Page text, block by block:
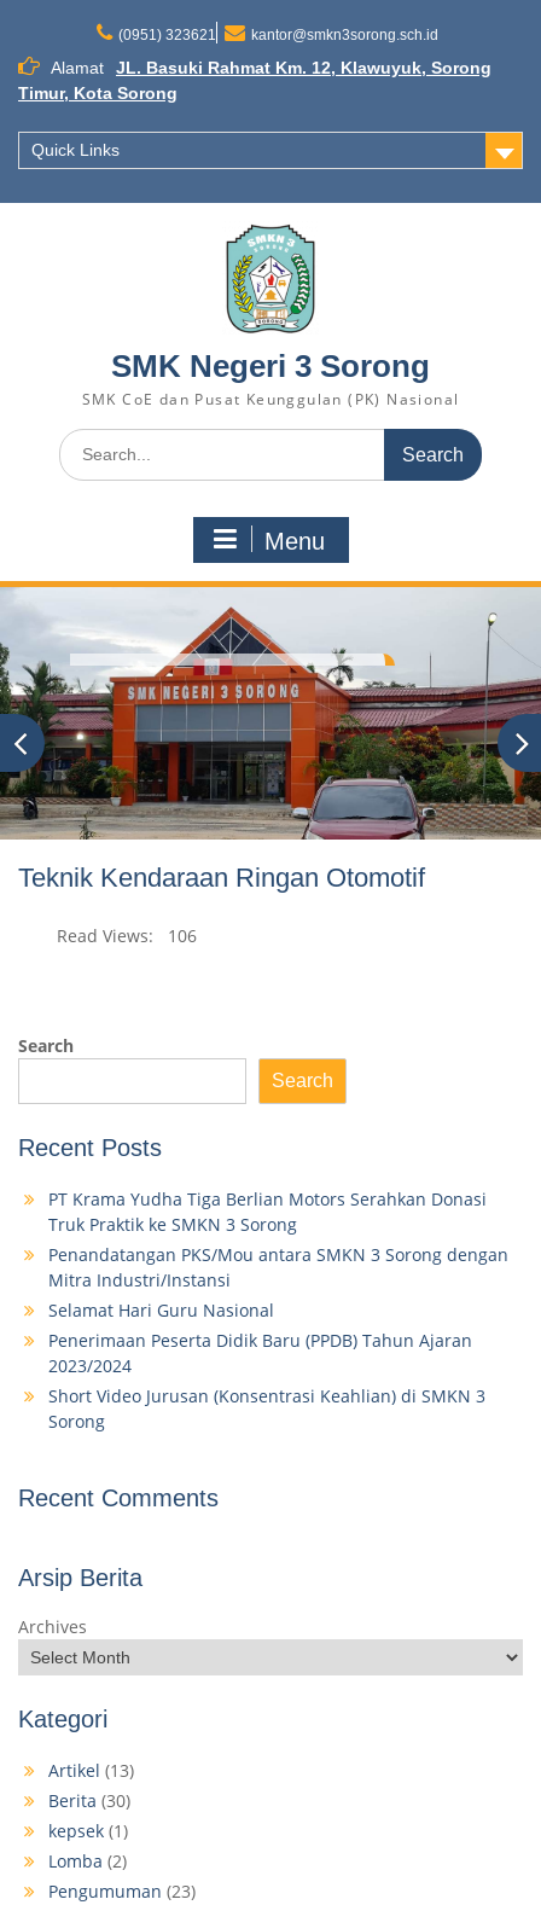
content
(0951) 323621 kantor@smkn3sorong.sch.id
Alamat
JL. Basuki Rahmat Km. 12, Klawuyuk, Sorong
Timur, Kota Sorong
Quick Links
SMK Negeri 3 Sorong
SMK CoE dan Pusat Keunggulan (PK) Nasional
Search
for:
Menu
Teknik Kendaraan Ringan Otomotif
Read Views: 106
Search
Search
Recent Posts
PT Krama Yudha Tiga Berlian Motors Serahkan Donasi
Truk Praktik ke SMKN 3 Sorong
Penandatangan PKS/Mou antara SMKN 3 Sorong dengan
Mitra Industri/Instansi
Selamat Hari Guru Nasional
Penerimaan Peserta Didik Baru (PPDB) Tahun Ajaran
2023/2024
Short Video Jurusan (Konsentrasi Keahlian) di SMKN 3
Sorong
Recent Comments
Arsip Berita
Archives
Kategori
Artikel (13)
Berita (30)
kepsek (1)
Lomba (2)
Pengumuman (23)